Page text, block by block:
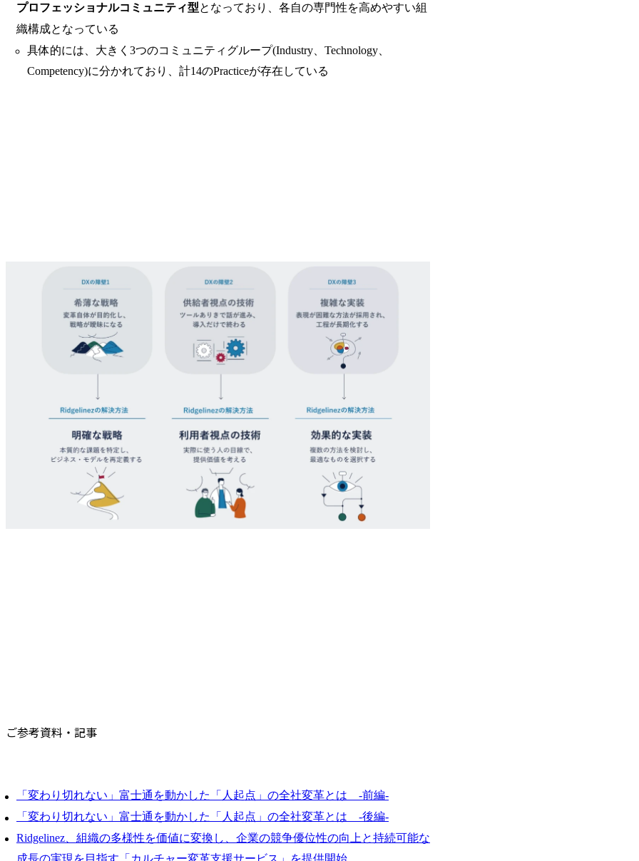
プロフェッショナルコミュニティ型となっており、各自の専門性を高めやすい組
織構成となっている
具体的には、大きく3つのコミュニティグループ(Industry、Technology、
Competency)に分かれており、計14のPracticeが存在している
ご参考資料・記事
「変わり切れない」富士通を動かした「人起点」の全社変革とは -前編-
「変わり切れない」富士通を動かした「人起点」の全社変革とは -後編-
Ridgelinez、組織の多様性を価値に変換し、企業の競争優位性の向上と持続可能な